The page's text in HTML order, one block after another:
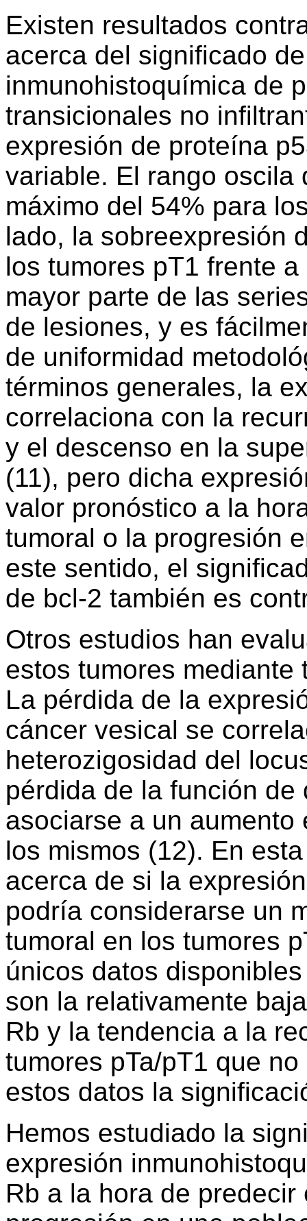
Existen resultados
acerca del significado
inmunohistoquímica de
transicionales no
expresión de proteína
variable. El rango oscila
máximo del 54% para
lado, la sobreexpresión
los tumores pT1 frente
mayor parte de las
de lesiones, y es
de uniformidad
términos generales, la
correlaciona con la
y el descenso en la
(11), pero dicha
valor pronóstico a la
tumoral o la progresión
este sentido, el
de bcl-2 también es
Otros estudios han
estos tumores
La pérdida de la
cáncer vesical se
heterozigosidad del
pérdida de la función
asociarse a un
los mismos (12). En
acerca de si la
podría considerarse un
tumoral en los tumores
únicos datos
son la relativamente
Rb y la tendencia a la
tumores pTa/pT1 que
estos datos la
Hemos estudiado la
expresión
Rb a la hora de